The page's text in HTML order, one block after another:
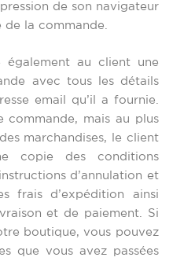
de son navigateur
de la commande.
également au client une
avec tous les détails
email qu’il a fournie.
commande, mais au plus
marchandises, le client
copie des conditions
d’annulation et
frais d’expédition ainsi
et de paiement. Si
boutique, vous pouvez
que vous avez passées